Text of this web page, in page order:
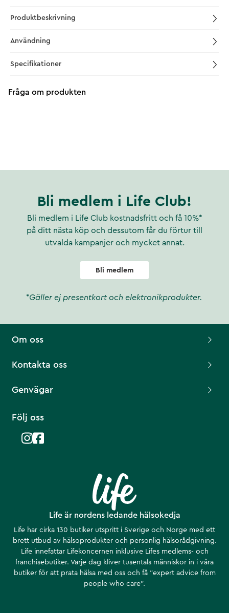
Produktbeskrivning
Användning
Specifikationer
Fråga om produkten
Bli medlem i Life Club!
Bli medlem i Life Club kostnadsfritt och få 10%*
på ditt nästa köp och dessutom får du förtur till
utvalda kampanjer och mycket annat.
Bli medlem
*Gäller ej presentkort och elektronikprodukter.
Life är nordens ledande hälsokedja
Life har cirka 130 butiker utspritt i Sverige och Norge med ett
brett utbud av hälsoprodukter och personlig hälsorådgivning.
Life innefattar Lifekoncernen inklusive Lifes medlems- och
franchisebutiker. Varje dag kliver tusentals människor in i våra
butiker för att prata hälsa med oss och få ”expert advice from
people who care”.
Om oss
Kontakta oss
Genvägar
Följ oss